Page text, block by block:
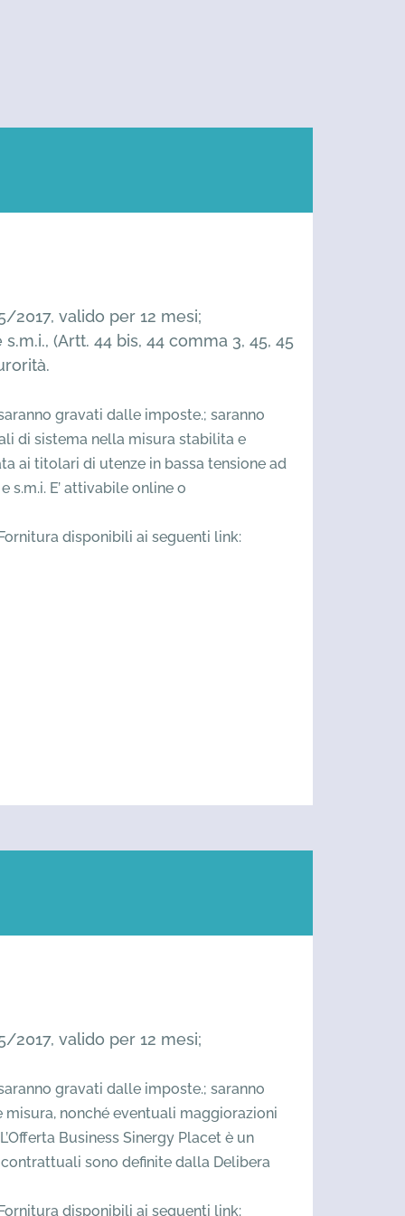
2017, valido per 12 mesi;
(Artt. 44 bis, 44 comma 3, 45, 45
gravati dalle imposte.; saranno
di sistema nella misura stabilita e
ai titolari di utenze in bassa tensione ad
E’ attivabile online o
disponibili ai seguenti link:
2017, valido per 12 mesi;
gravati dalle imposte.; saranno
nonché eventuali maggiorazioni
Business Sinergy Placet è un
sono definite dalla Delibera
disponibili ai seguenti link: